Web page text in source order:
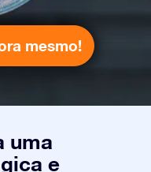
mesmo!
uma
e